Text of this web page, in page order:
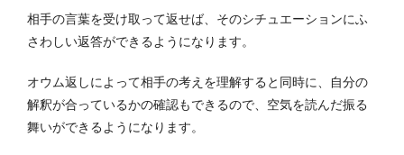
相手の言葉を受け取って返せば、そのシチュエーションにふ
さわしい返答ができるようになります。
オウム返しによって相手の考えを理解すると同時に、自分の
解釈が合っているかの確認もできるので、空気を読んだ振る
舞いができるようになります。